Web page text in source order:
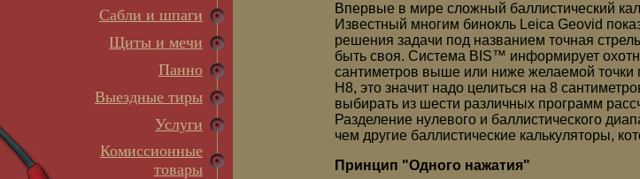
Сабли и шпаги
Щиты и мечи
Панно
Выездные тиры
Услуги
Комиссионные
товары
Впервые в мире сложный баллистический
Известный многим бинокль Leica Geovid
решения задачи под названием точная
быть своя. Система BIS™ информирует
сантиметров выше или ниже желаемой точки
Н8, это значит надо целиться на 8
выбирать из шести различных программ
Разделение нулевого и баллистического
чем другие баллистические калькуляторы,
Принцип "Одного нажатия"